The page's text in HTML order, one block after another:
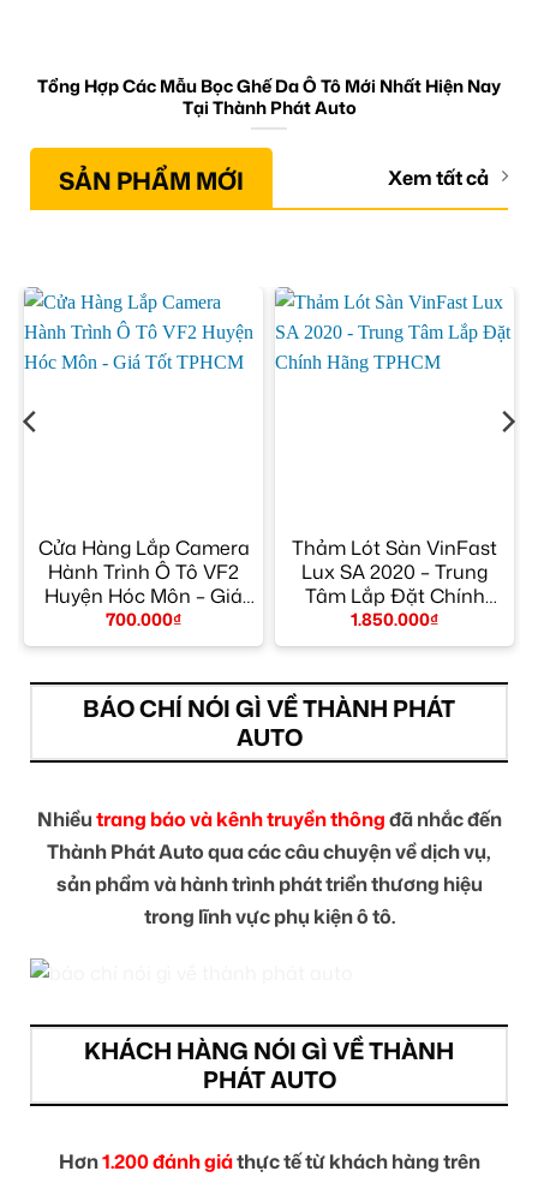
Tổng Hợp Các Mẫu Bọc Ghế Da Ô Tô Mới Nhất Hiện Nay
Tại Thành Phát Auto
SẢN PHẨM MỚI Xem tất cả
Cửa Hàng Lắp Camera
Hành Trình Ô Tô VF2
Huyện Hóc Môn – Giá
Tốt TPHCM
700.000₫
Thảm Lót Sàn VinFast
Lux SA 2020 – Trung
Tâm Lắp Đặt Chính
Hãng TPHCM
1.850.000₫
BÁO CHÍ NÓI GÌ VỀ THÀNH PHÁT
AUTO
Nhiềutrang báo và kênh truyền thôngđã nhắc đến
Thành Phát Auto qua các câu chuyện về dịch vụ,
sản phẩm và hành trình phát triển thương hiệu
trong lĩnh vực phụ kiện ô tô.
KHÁCH HÀNG NÓI GÌ VỀ THÀNH
PHÁT AUTO
Hơn1.200 đánh giáthực tế từ khách hàng trên